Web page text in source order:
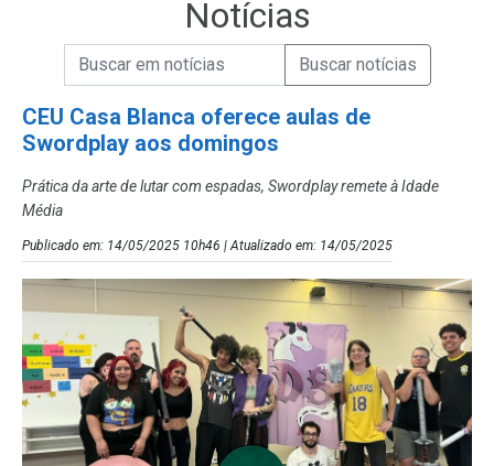
Notícias
Campo de Busca de Notícias
Campo de Busca de informaçõesEnviar a Busca de Notícias
CEU Casa Blanca oferece aulas de
Swordplay aos domingos
Prática da arte de lutar com espadas, Swordplay remete à Idade
Média
Publicado em: 14/05/2025 10h46 | Atualizado em: 14/05/2025